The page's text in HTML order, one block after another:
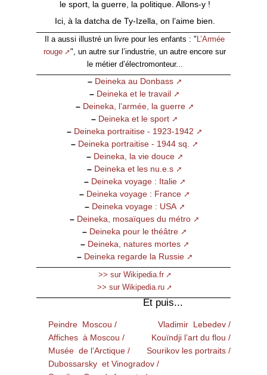
le sport, la guerre, la politique. Allons-y !
Ici, à la datcha de Ty-Izella, on l’aime bien.
Il a aussi illustré un livre pour les enfants : " L’Armée
rouge
", un autre sur l’industrie, un autre encore sur
le métier d’électromonteur...
– Deineka au Donbass
– Deineka et le travail
– Deineka, l’armée, la guerre
– Deineka et le sport
– Deineka portraitise - 1923-1942
– Deineka portraitise - 1944 sq.
– Deineka, la vie douce
– Deineka et les nu.e.s
– Deineka voyage : Italie
– Deineka voyage : France
– Deineka voyage : USA
– Deineka, mosaïques du métro
– Deineka pour le théâtre
– Deineka, natures mortes
– Deineka regarde la Russie
>> sur Wikipedia.fr
>> sur Wikipedia.ru
Et puis...
Peindre Moscou /
Vladimir Lebedev /
Affiches à Moscou /
Kouïndji l’art du flou /
Musée de l’Arctique /
Sourikov les portraits /
Dubossarsky et Vinogradov /